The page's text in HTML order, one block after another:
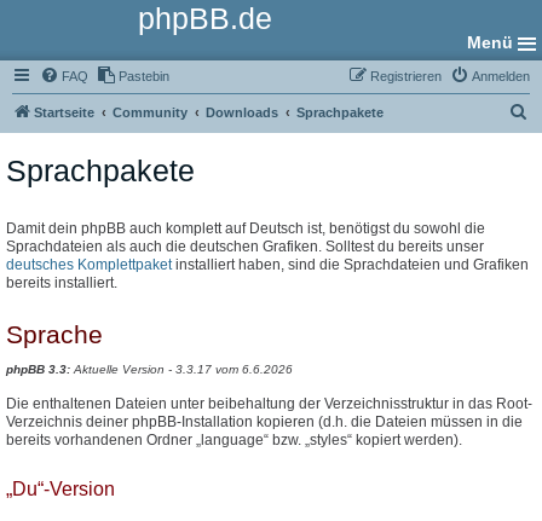
phpBB.de
Menü
FAQ Pastebin Anmelden
Registrieren
Startseite Community Downloads Sprachpakete
Sprachpakete
Damit dein phpBB auch komplett auf Deutsch ist, benötigst du sowohl die
Sprachdateien als auch die deutschen Grafiken. Solltest du bereits unser
deutsches Komplettpaketinstalliert haben, sind die Sprachdateien und Grafiken
bereits installiert.
Sprache
phpBB 3.3:Aktuelle Version - 3.3.17 vom 6.6.2026
Die enthaltenen Dateien unter beibehaltung der Verzeichnisstruktur in das Root-
Verzeichnis deiner phpBB-Installation kopieren (d.h. die Dateien müssen in die
bereits vorhandenen Ordner „language“ bzw. „styles“ kopiert werden).
„Du“-Version